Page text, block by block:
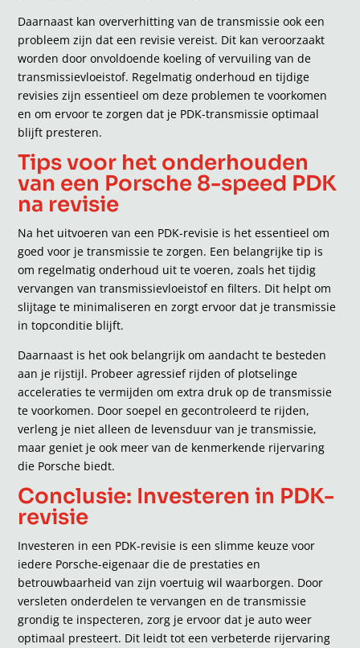
Daarnaast kan oververhitting van de transmissie ook een
probleem zijn dat een revisie vereist. Dit kan veroorzaakt
worden door onvoldoende koeling of vervuiling van de
transmissievloeistof. Regelmatig onderhoud en tijdige
revisies zijn essentieel om deze problemen te voorkomen
en om ervoor te zorgen dat je PDK-transmissie optimaal
blijft presteren.
Tips voor het onderhouden
van een Porsche 8-speed PDK
na revisie
Na het uitvoeren van een PDK-revisie is het essentieel om
goed voor je transmissie te zorgen. Een belangrijke tip is
om regelmatig onderhoud uit te voeren, zoals het tijdig
vervangen van transmissievloeistof en filters. Dit helpt om
slijtage te minimaliseren en zorgt ervoor dat je transmissie
in topconditie blijft.
Daarnaast is het ook belangrijk om aandacht te besteden
aan je rijstijl. Probeer agressief rijden of plotselinge
acceleraties te vermijden om extra druk op de transmissie
te voorkomen. Door soepel en gecontroleerd te rijden,
verleng je niet alleen de levensduur van je transmissie,
maar geniet je ook meer van de kenmerkende rijervaring
die Porsche biedt.
Conclusie: Investeren in PDK-
revisie
Investeren in een PDK-revisie is een slimme keuze voor
iedere Porsche-eigenaar die de prestaties en
betrouwbaarheid van zijn voertuig wil waarborgen. Door
versleten onderdelen te vervangen en de transmissie
grondig te inspecteren, zorg je ervoor dat je auto weer
optimaal presteert. Dit leidt tot een verbeterde rijervaring